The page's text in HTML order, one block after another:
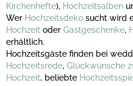
Kirchenhefte), Hochzeitsalben
Wer Hochzeitsdeko sucht wird
Hochzeit oder Gastgeschenke,
erhältlich.
Hochzeitsgäste finden bei
Hochzeitsrede, Glückwünsche
Hochzeit, beliebte